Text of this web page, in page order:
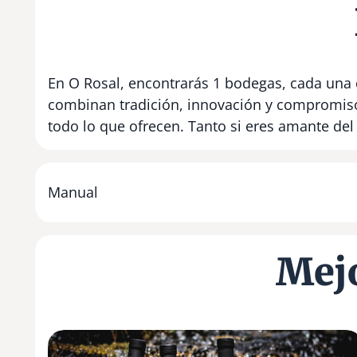
En O Rosal, encontrarás 1 bodegas, cada
combinan tradición, innovación y
todo lo que ofrecen. Tanto si eres amante
Manual
A